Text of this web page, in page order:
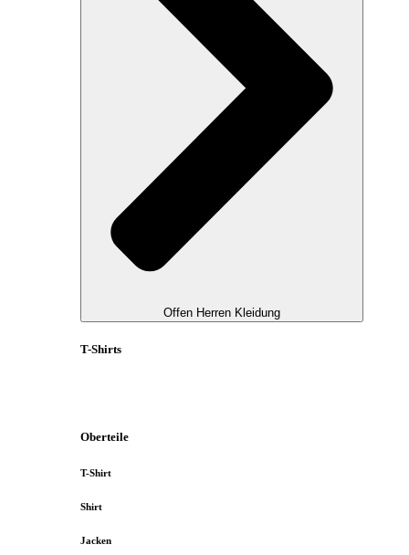
Offen Herren Kleidung
T-Shirts
Oberteile
T-Shirt
Shirt
Jacken